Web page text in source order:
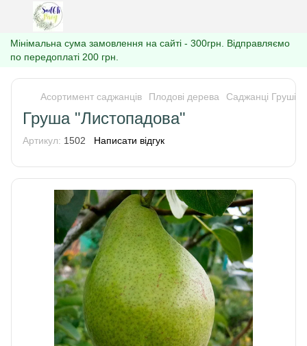
Мінімальна сума замовлення на сайті - 300грн. Відправляємо
по передоплаті 200 грн.
Асортимент саджанців Плодові дерева Саджанці Груші
Груша "Листопадова"
Артикул: 1502 Написати відгук